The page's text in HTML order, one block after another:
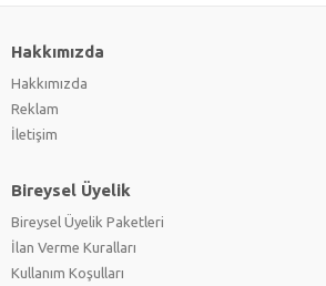
Yelken Donanımı
Hakkımızda
Hakkımızda
Reklam
İletişim
Bireysel Üyelik
Bireysel Üyelik Paketleri
İlan Verme Kuralları
Kullanım Koşulları